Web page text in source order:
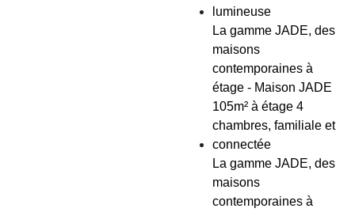
lumineuse
La gamme JADE, des
maisons
contemporaines à
étage - Maison JADE
105m² à étage 4
chambres, familiale et
connectée
La gamme JADE, des
maisons
contemporaines à